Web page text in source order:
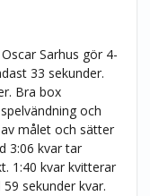
Sarhus gör 4-
33 sekunder.
Bra box
och
målet och sätter
3:06 kvar tar
1:40 kvar kvitterar
sekunder kvar.